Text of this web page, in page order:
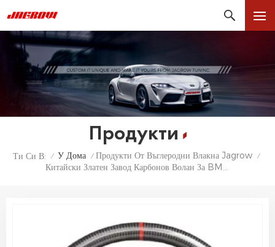
Продукти
Ти Си В: / У Дома / Продукти От Въглеродни Влакна Jagrow /